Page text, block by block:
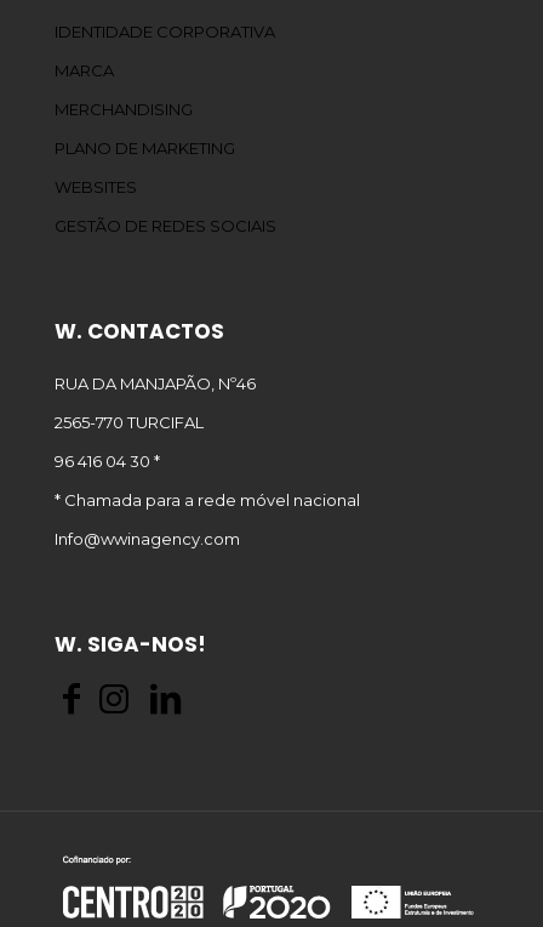
IDENTIDADE CORPORATIVA
MARCA
MERCHANDISING
PLANO DE MARKETING
WEBSITES
GESTÃO DE REDES SOCIAIS
W. CONTACTOS
RUA DA MANJAPÃO, Nº46
2565-770 TURCIFAL
96 416 04 30 *
* Chamada para a rede móvel nacional
Info@wwinagency.com
W. SIGA-NOS!